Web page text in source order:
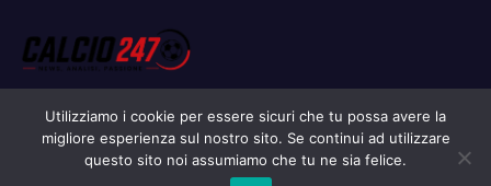
Proudly powered by WordPress|Tema: Newsup di
Utilizziamo i cookie per essere sicuri che tu possa avere la
migliore esperienza sul nostro sito. Se continui ad utilizzare
questo sito noi assumiamo che tu ne sia felice.